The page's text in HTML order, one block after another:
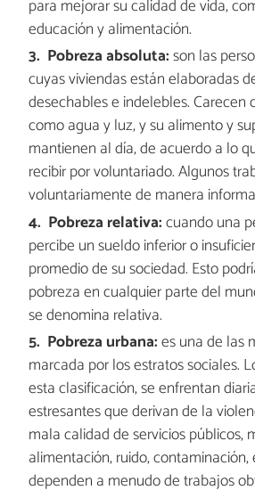
para mejorar su calidad de vida,
educación y alimentación.
Pobreza absoluta:son las
cuyas viviendas están elaboradas
desechables e indelebles. Carecen
como agua y luz, y su alimento y
mantienen al día, de acuerdo a lo
recibir por voluntariado. Algunos
voluntariamente de manera
Pobreza relativa:cuando una
percibe un sueldo inferior o
promedio de su sociedad. Esto
pobreza en cualquier parte del
se denomina relativa.
Pobreza urbana:es una de las
marcada por los estratos sociales.
esta clasificación, se enfrentan
estresantes que derivan de la
mala calidad de servicios públicos,
alimentación, ruido, contaminación,
dependen a menudo de trabajos